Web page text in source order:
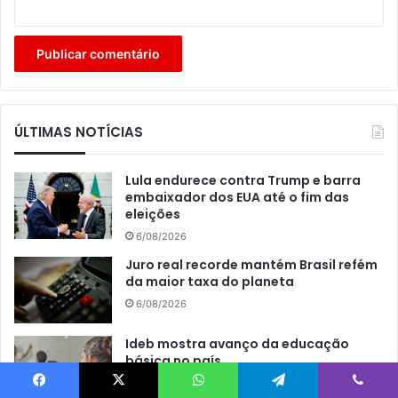
ÚLTIMAS NOTÍCIAS
Lula endurece contra Trump e barra
embaixador dos EUA até o fim das
eleições
6/08/2026
Juro real recorde mantém Brasil refém
da maior taxa do planeta
6/08/2026
Ideb mostra avanço da educação
básica no país